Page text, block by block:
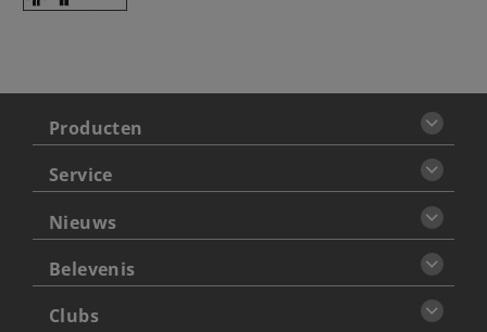
Producten
Service
Nieuws
Belevenis
Clubs